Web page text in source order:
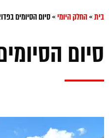
בית»החלק היומי»סיום הסיומים
סיום